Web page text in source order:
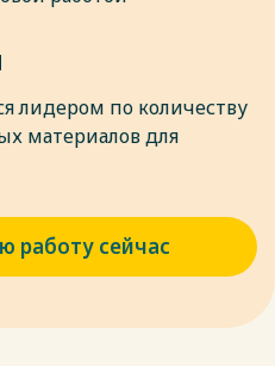
лидером по количеству
материалов для
работу сейчас